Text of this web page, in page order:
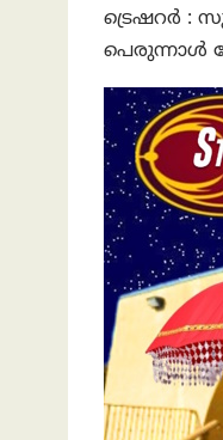
ട്രെഷറർ :
പെരുന്നാൾ